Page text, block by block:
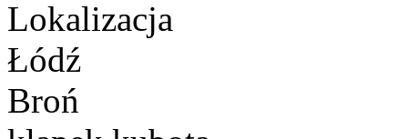
Lokalizacja
Łódź
Broń